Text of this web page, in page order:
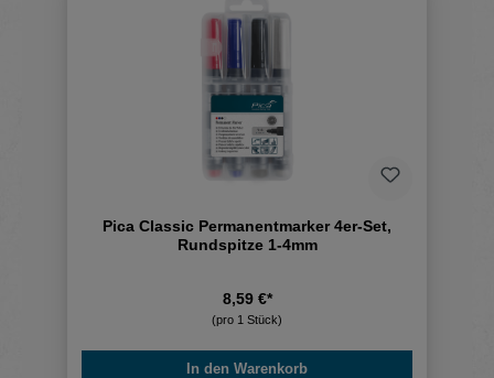
Pica Classic Permanentmarker 4er-Set,
Rundspitze 1-4mm
8,59 €*
(pro 1 Stück)
In den Warenkorb